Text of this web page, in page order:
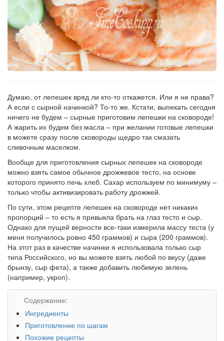
Думаю, от лепешек вряд ли кто-то откажется. Или я не права?
А если с сырной начинкой? То-то же. Кстати, выпекать сегодня
ничего не будем – сырные приготовим лепешки на сковороде!
А жарить их будем без масла – при желании готовые лепешки
в можете сразу после сковороды щедро так смазать
сливочным маселком.
Вообще для приготовления сырных лепешек на сковороде
можно взять самое обычное дрожжевое тесто, на основе
которого принято печь хлеб. Сахар используем по минимуму –
только чтобы активизировать работу дрожжей.
По сути, этом рецепте лепешек на сковороде нет никаких
пропорций – то есть я привыкла брать на глаз тесто и сыр.
Однако для пущей верности все-таки измерила массу теста (у
меня получилось ровно 450 граммов) и сыра (200 граммов).
На этот раз в качестве начинки я использовала только сыр
типа Российского, но вы можете взять любой по вкусу (даже
брынзу, сыр фета), а также добавить любимую зелень
(например, укроп).
Содержание:
Ингредиенты
Приготовление по шагам
Похожие рецепты